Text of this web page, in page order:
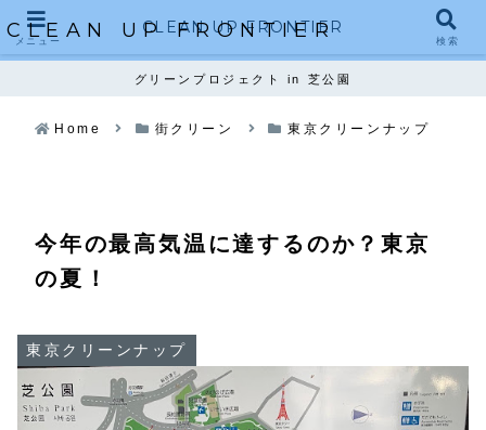
CLEAN UP FRONTIER
グリーンプロジェクト in 芝公園
Home 街クリーン 東京クリーンナップ
今年の最高気温に達するのか？東京
の夏！
東京クリーンナップ
メニュー
CLEAN UP FRONTIER
検索